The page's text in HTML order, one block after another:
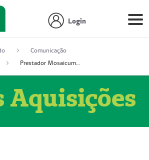
Login
Comunicação
Prestador Mosaicum Espaço Clínico Ltda (51004352-0)
Aquisições